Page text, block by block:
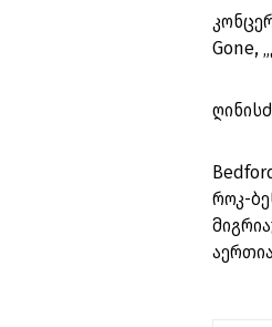
Gone,
როკ-